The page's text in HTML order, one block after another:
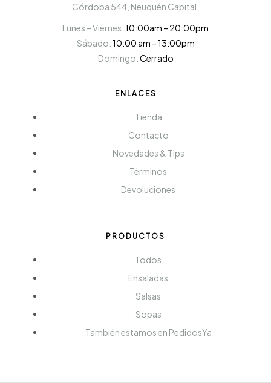
Córdoba 544, Neuquén Capital.
Lunes – Viernes:10:00am – 20:00pm
Sábado:10:00 am – 13:00pm
Domingo:Cerrado
ENLACES
Tienda
Contacto
Novedades & Tips
Términos
Devoluciones
PRODUCTOS
Todos
Ensaladas
Salsas
Sopas
También estamos en PedidosYa